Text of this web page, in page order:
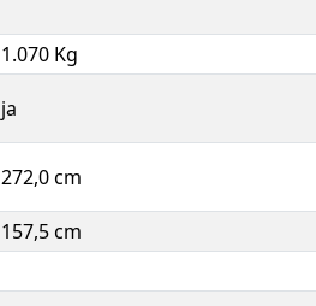
1.070 Kg
ja
272,0 cm
157,5 cm